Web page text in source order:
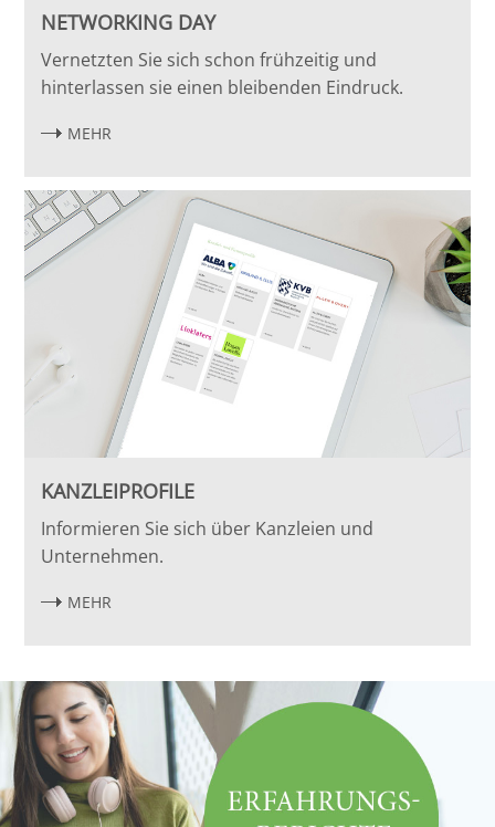
NETWORKING DAY
Vernetzten Sie sich schon frühzeitig und
hinterlassen sie einen bleibenden Eindruck.
MEHR
KANZLEIPROFILE
Informieren Sie sich über Kanzleien und
Unternehmen.
MEHR